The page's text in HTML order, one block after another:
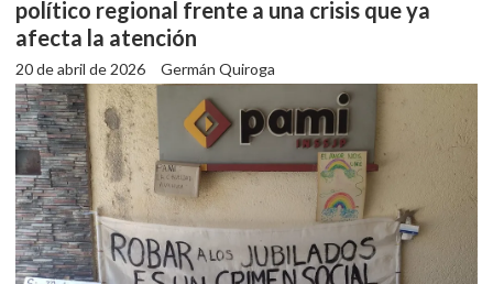
político regional frente a una crisis que ya
afecta la atención
Germán Quiroga
20 de abril de 2026